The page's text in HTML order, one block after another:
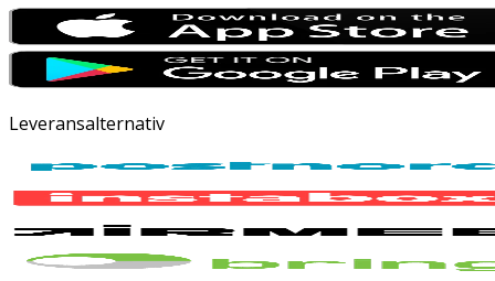
Leveransalternativ